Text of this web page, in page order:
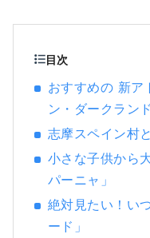
す。
目次
おすすめの 新ア
ン・ダークランド
志摩スペイン村
小さな子供から
パーニャ」
絶対見たい！い
ード」